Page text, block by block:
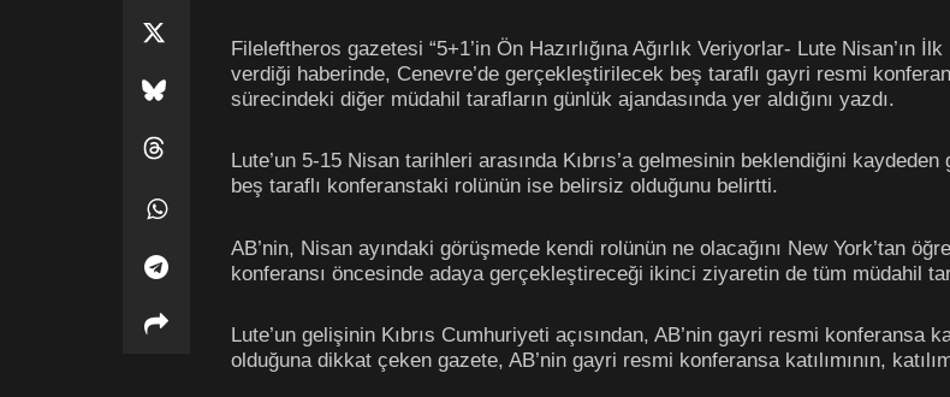
Fileleftheros gazetesi “5+1’in Ön Hazırlığına Ağırlık Veriyorlar- Lute Nisan’ın
verdiği haberinde, Cenevre’de gerçekleştirilecek beş taraflı gayri resmi
sürecindeki diğer müdahil tarafların günlük ajandasında yer aldığını yazdı.
Lute’un 5-15 Nisan tarihleri arasında Kıbrıs’a gelmesinin beklendiğini
beş taraflı konferanstaki rolünün ise belirsiz olduğunu belirtti.
AB’nin, Nisan ayındaki görüşmede kendi rolünün ne olacağını New York’tan
konferansı öncesinde adaya gerçekleştireceği ikinci ziyaretin de tüm müdahil
Lute’un gelişinin Kıbrıs Cumhuriyeti açısından, AB’nin gayri resmi konferansa
olduğuna dikkat çeken gazete, AB’nin gayri resmi konferansa katılımının,